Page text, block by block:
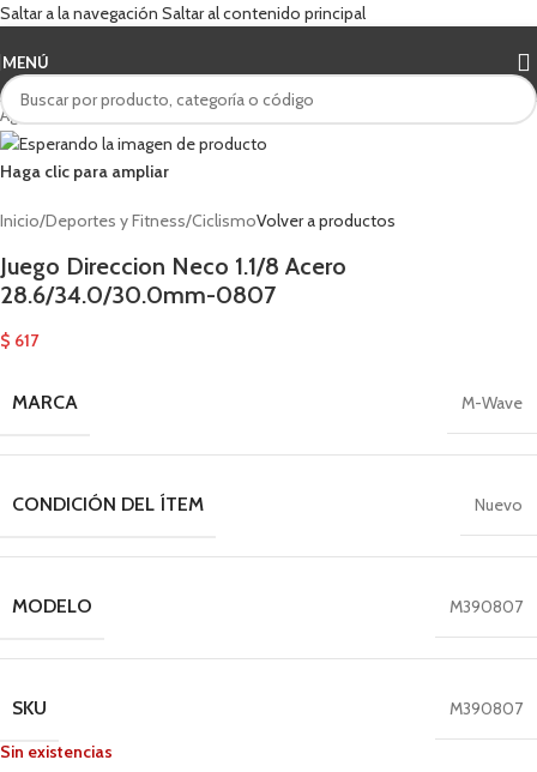
Saltar a la navegación Saltar al contenido principal
MENÚ
Agotado
Haga clic para ampliar
Inicio/Deportes y Fitness/CiclismoVolver a productos
Juego Direccion Neco 1.1/8 Acero
28.6/34.0/30.0mm-0807
$ 617
MARCA M-Wave
CONDICIÓN DEL ÍTEM Nuevo
MODELO M390807
SKU
M390807
Sin existencias